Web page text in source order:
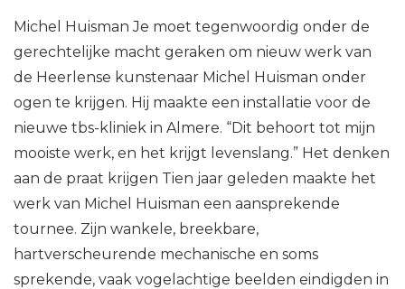
Michel Huisman Je moet tegenwoordig onder de
gerechtelijke macht geraken om nieuw werk van
de Heerlense kunstenaar Michel Huisman onder
ogen te krijgen. Hij maakte een installatie voor de
nieuwe tbs-kliniek in Almere. “Dit behoort tot mijn
mooiste werk, en het krijgt levenslang.” Het denken
aan de praat krijgen Tien jaar geleden maakte het
werk van Michel Huisman een aansprekende
tournee. Zijn wankele, breekbare,
hartverscheurende mechanische en soms
sprekende, vaak vogelachtige beelden eindigden in